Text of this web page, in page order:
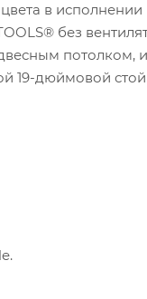
в
без
потолком,
19-дюймовой